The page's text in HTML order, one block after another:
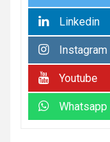
Linkedin
Instagram
Youtube
Whatsapp
6